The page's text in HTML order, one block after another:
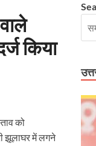
मुख्यमंत्री ने किया सम्मानित
किया
को
झूलाघर में लगने